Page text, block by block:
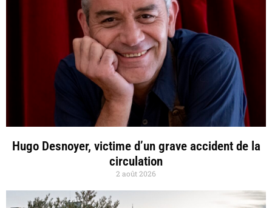
Hugo Desnoyer, victime d’un grave accident de la
circulation
2 août 2026